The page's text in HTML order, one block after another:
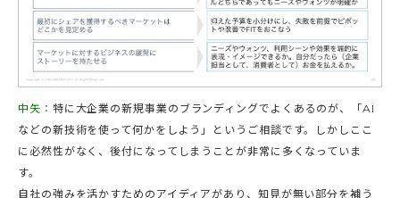
中矢： 特に大企業の新規事業のブランディングでよくあるのが、「AI
などの新技術を使って何かをしよう」というご相談です。しかしここ
に必然性がなく、後付になってしまうことが非常に多くなっていま
す。
自社の強みを活かすためのアイディアがあり、知見が無い部分を補う